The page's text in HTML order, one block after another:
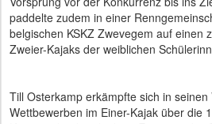
paddelte zudem in einer
belgischen KSKZ Zwevegem auf einen
Zweier-Kajaks der weiblichen
Till Osterkamp erkämpfte sich in seinen
Wettbewerben im Einer-Kajak über die